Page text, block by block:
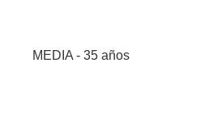
MEDIA - 35 años